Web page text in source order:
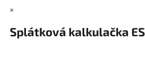
v
ý
×
Splátková kalkulačka